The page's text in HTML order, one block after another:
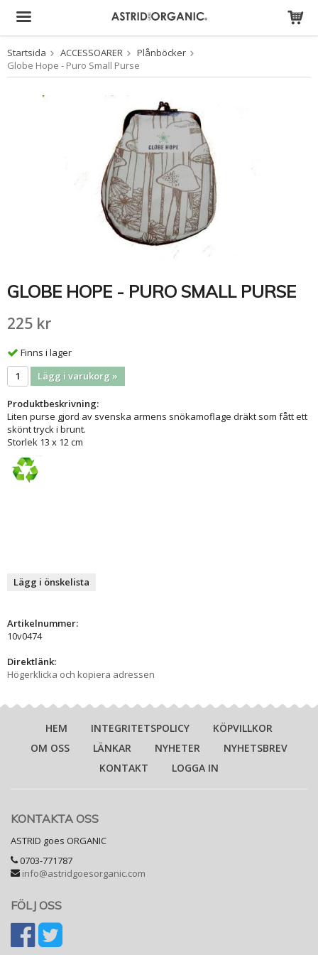
Produkten har blivit tillagd i varukorgen
Startsida ACCESSOARER
Plånböcker
Globe Hope - Puro Small Purse
GLOBE HOPE - PURO SMALL PURSE
225 kr
Finns i lager
Lägg i varukorg »
Produktbeskrivning:
Liten purse gjord av svenska armens snökamoflage dräkt som fått ett
skönt tryck i brunt.
Storlek 13 x 12 cm
Lägg i önskelista
Artikelnummer:
10v0474
Direktlänk:
Högerklicka och kopiera adressen
HEM INTEGRITETSPOLICY
KÖPVILLKOR
OM OSS
LÄNKAR NYHETER
NYHETSBREV
KONTAKT
LOGGA IN
KONTAKTA OSS
ASTRID goes ORGANIC
0703-771787
info@astridgoesorganic.com
FÖLJ OSS